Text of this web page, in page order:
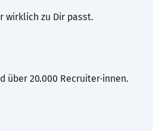
wirklich zu Dir passt.
über 20.000 Recruiter·innen.